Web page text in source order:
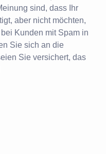
sind, dass Ihr
aber nicht möchten,
Kunden mit Spam in
Sie sich an die
Sie versichert, das